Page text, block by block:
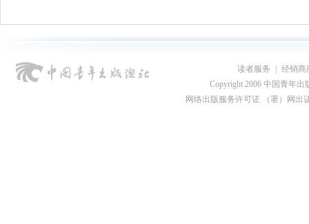
读者服务
经销商
Copyright 2006 中国青年出
网络出版服务许可证 （署）网出